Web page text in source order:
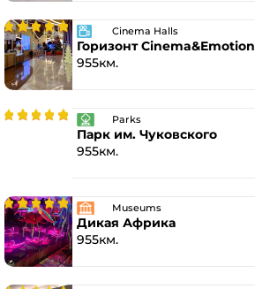
Cinema Halls
Горизонт Cinema&Emotion
955км.
Parks
Парк им. Чуковского
955км.
Museums
Дикая Африка
955км.